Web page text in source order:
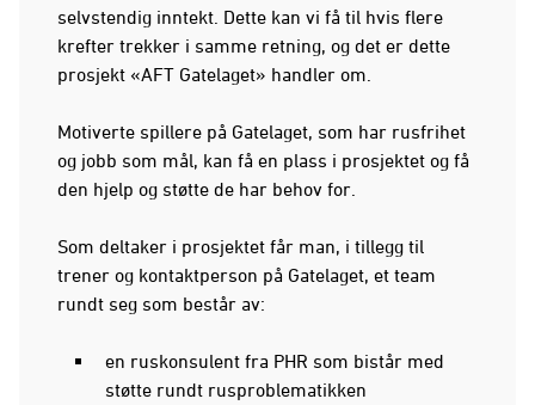
selvstendig inntekt. Dette kan vi få til hvis flere
krefter trekker i samme retning, og det er dette
prosjekt «AFT Gatelaget» handler om.
Motiverte spillere på Gatelaget, som har rusfrihet
og jobb som mål, kan få en plass i prosjektet og få
den hjelp og støtte de har behov for.
Som deltaker i prosjektet får man, i tillegg til
trener og kontaktperson på Gatelaget, et team
rundt seg som består av:
en ruskonsulent fra PHR som bistår med
støtte rundt rusproblematikken